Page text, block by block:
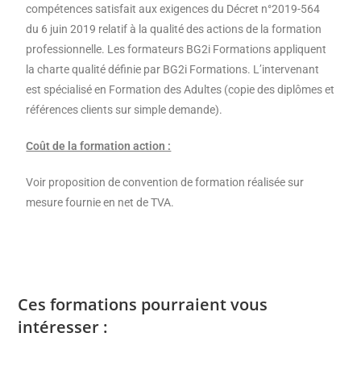
compétences satisfait aux exigences du Décret n°2019-564
du 6 juin 2019 relatif à la qualité des actions de la formation
professionnelle. Les formateurs BG2i Formations appliquent
la charte qualité définie par BG2i Formations. L’intervenant
est spécialisé en Formation des Adultes (copie des diplômes et
références clients sur simple demande).
Coût de la formation action :
Voir proposition de convention de formation réalisée sur
mesure fournie en net de TVA.
Ces formations pourraient vous
intéresser :